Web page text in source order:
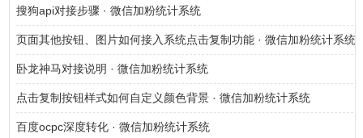
搜狗api对接步骤 · 微信加粉统计系统
页面其他按钮、图片如何接入系统点击复制功能 · 微信加粉统计系统
卧龙神马对接说明 · 微信加粉统计系统
点击复制按钮样式如何自定义颜色背景 · 微信加粉统计系统
百度ocpc深度转化 · 微信加粉统计系统